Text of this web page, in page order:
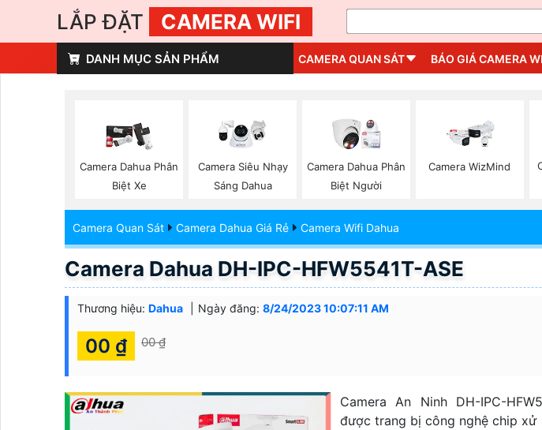
LẮP ĐẶT CAMERA WIFI
DANH MỤC SẢN PHẨM CAMERA QUAN SÁT BÁO GIÁ CAMERA
Camera Dahua Phân
Biệt Xe
Camera Siêu Nhạy
Sáng Dahua
Camera Dahua Phân
Biệt Người
Camera WizMind
Camera Quan Sát Camera Dahua Giá Rẻ Camera Wifi Dahua
Camera Dahua DH-IPC-HFW5541T-ASE
Thương hiệu: Dahua Ngày đăng: 8/24/2023 10:07:11 AM
00 ₫ 00 ₫
Camera An Ninh DH-IPC-
được trang bị công nghệ chip xử